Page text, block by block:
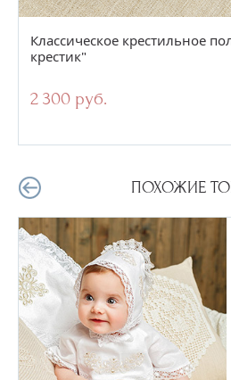
Классическое крестильное
крестик"
2 300 руб.
ПОХОЖИЕ